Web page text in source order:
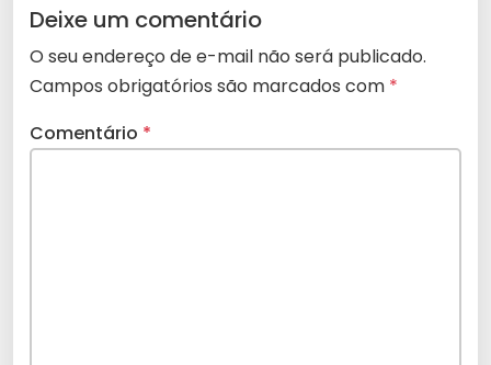
Deixe um comentário
O seu endereço de e-mail não será publicado.
Campos obrigatórios são marcados com *
Comentário *